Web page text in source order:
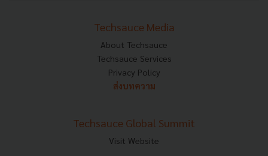
Techsauce Media
About Techsauce
Techsauce Services
Privacy Policy
ส่งบทความ
Techsauce Global Summit
Visit Website